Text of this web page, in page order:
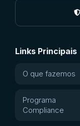
Links Principais
O que fazemos
Programa
Compliance